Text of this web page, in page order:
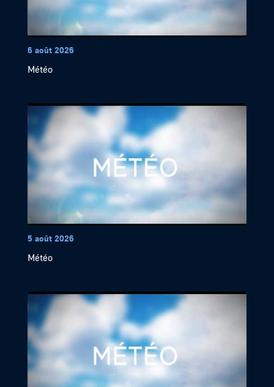
6 août 2026
Météo
5 août 2026
Météo